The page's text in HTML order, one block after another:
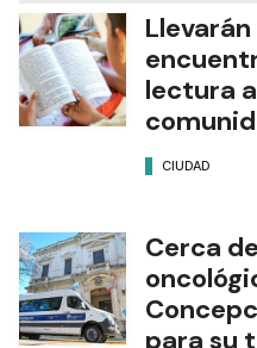
lectura
CIUDAD
Cerca
para su